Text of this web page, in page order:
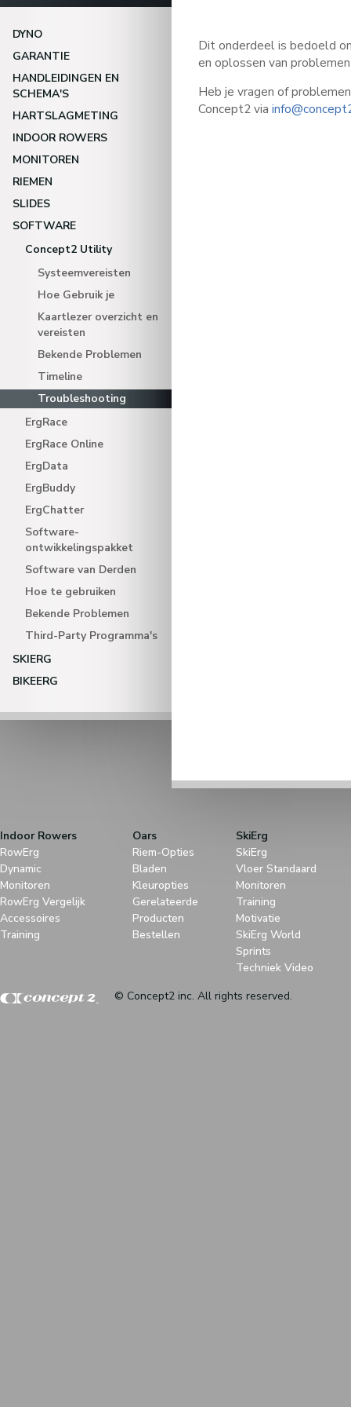
DYNO
GARANTIE
HANDLEIDINGEN EN
SCHEMA'S
HARTSLAGMETING
INDOOR ROWERS
MONITOREN
RIEMEN
SLIDES
SOFTWARE
Concept2 Utility
Systeemvereisten
Hoe Gebruik je
Kaartlezer overzicht en
vereisten
Bekende Problemen
Timeline
Troubleshooting
ErgRace
ErgRace Online
ErgData
ErgBuddy
ErgChatter
Software-
ontwikkelingspakket
Software van Derden
Hoe te gebruiken
Bekende Problemen
Third-Party Programma's
SKIERG
BIKEERG
Dit onderdeel is bedoeld
en oplossen van
Heb je vragen of
Concept2 via
Indoor Rowers
RowErg
Dynamic
Monitoren
RowErg Vergelijk
Accessoires
Training
Oars
Riem-Opties
Bladen
Kleuropties
Gerelateerde
Producten
Bestellen
SkiErg
SkiErg
Vloer Standaard
Monitoren
Training
Motivatie
SkiErg World
Sprints
Techniek Video
© Concept2 inc. All rights reserved.